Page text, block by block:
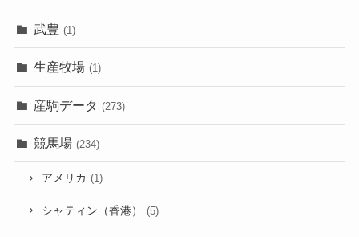
武豊 (1)
生産牧場 (1)
産駒データ (273)
競馬場 (234)
アメリカ (1)
シャティン（香港） (5)